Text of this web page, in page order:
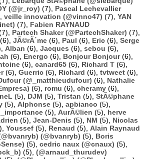
(@jr_roy) (7), Pascal Lechevallier
veille innovation (@vinno47) (7), YAN
(7), Fabien RAYNAUD
Partech Shaker (@PartechShaker) (7),
(6), JÃ©rÃ´me (6), Paul (6), Eric (6), Serge
Alban (6), Jacques (6), sebou (6),
(6), Energo (6), Bonjour Bonjour(6),
(6), canard65 (6), Richard T (6),
(6), Guerric (6), Richard (6), tvtweet (6),
(@_matthieudufour) (6), Nathalie
(6), romu (6), cheramy (6),
(5), DJM (5), Tristan (5), StÃ©phane
(5), Alphonse (5), apbianco (5),
(5), AurÃ©lien (5), herve
(5), Jean-Denis (5), NM (5), Nicolas
Youssef (5), Renaud (5), Alain Raynaud
(@bvanryb) (5), Boris
(5), cedric naux (@cnaux) (5),
(5), (@arnaud_thurudev)